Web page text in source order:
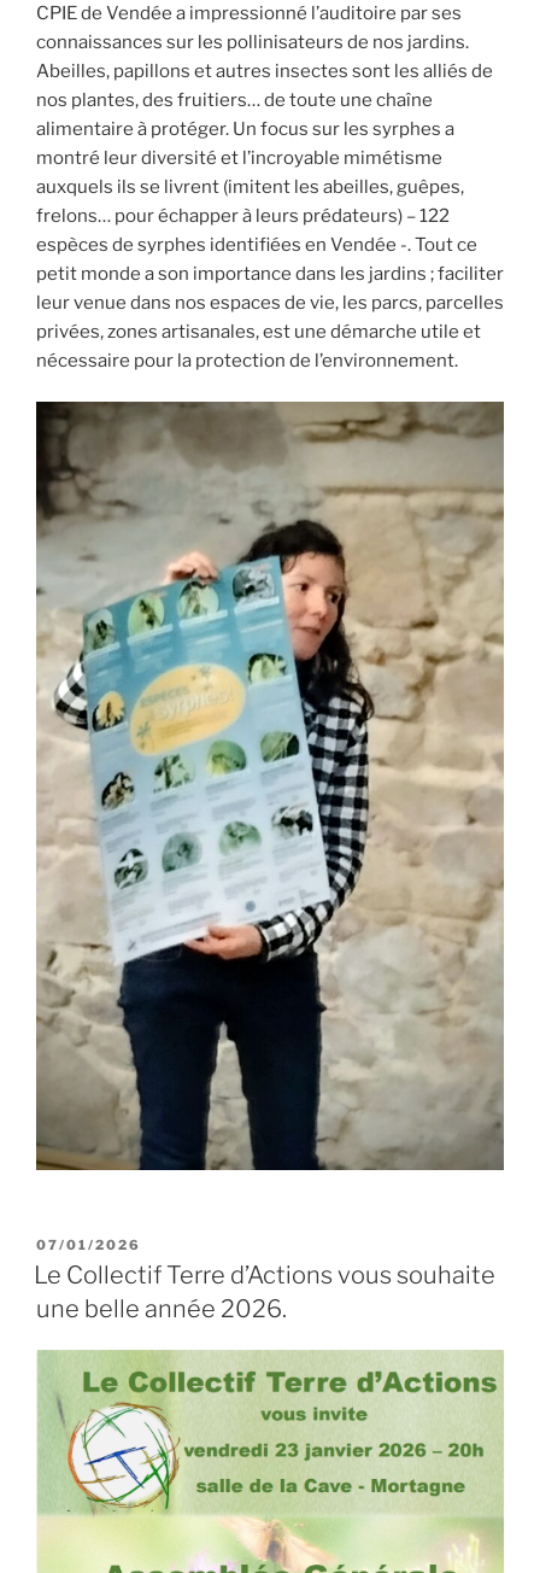
CPIE de Vendée a impressionné l’auditoire par ses
connaissances sur les pollinisateurs de nos jardins.
Abeilles, papillons et autres insectes sont les alliés de
nos plantes, des fruitiers… de toute une chaîne
alimentaire à protéger. Un focus sur les syrphes a
montré leur diversité et l’incroyable mimétisme
auxquels ils se livrent (imitent les abeilles, guêpes,
frelons… pour échapper à leurs prédateurs) – 122
espèces de syrphes identifiées en Vendée -. Tout ce
petit monde a son importance dans les jardins ; faciliter
leur venue dans nos espaces de vie, les parcs, parcelles
privées, zones artisanales, est une démarche utile et
nécessaire pour la protection de l’environnement.
PUBLIÉ
LE
07/01/2026
Le Collectif Terre d’Actions vous souhaite
une belle année 2026.